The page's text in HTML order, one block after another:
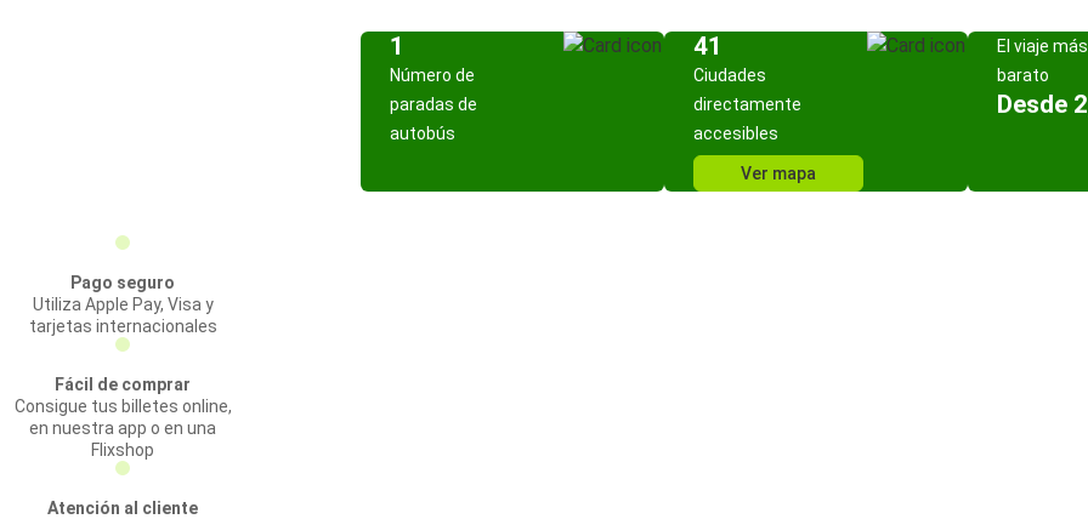
1
Número de
paradas de
autobús
41
Ciudades
directamente
accesibles
Ver mapa
El viaje más
barato
Desde
Pago seguro
Utiliza Apple Pay, Visa y
tarjetas internacionales
Fácil de comprar
Consigue tus billetes online,
en nuestra app o en una
Flixshop
Atención al cliente